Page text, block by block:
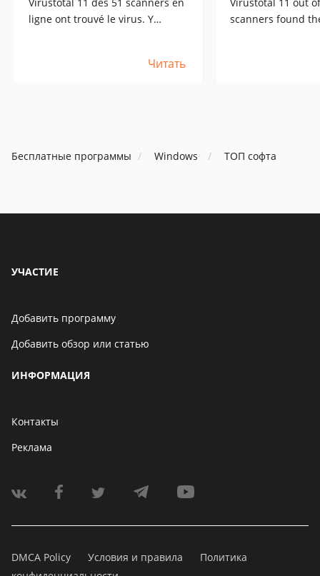
ligne ont trouvé le virus. Y
Читать
scanners found
Бесплатные программы Windows ТОП софта
УЧАСТИЕ
Добавить программу
Добавить обзор или статью
ИНФОРМАЦИЯ
Контакты
Реклама
DMCA Policy Условия и правила
Политика